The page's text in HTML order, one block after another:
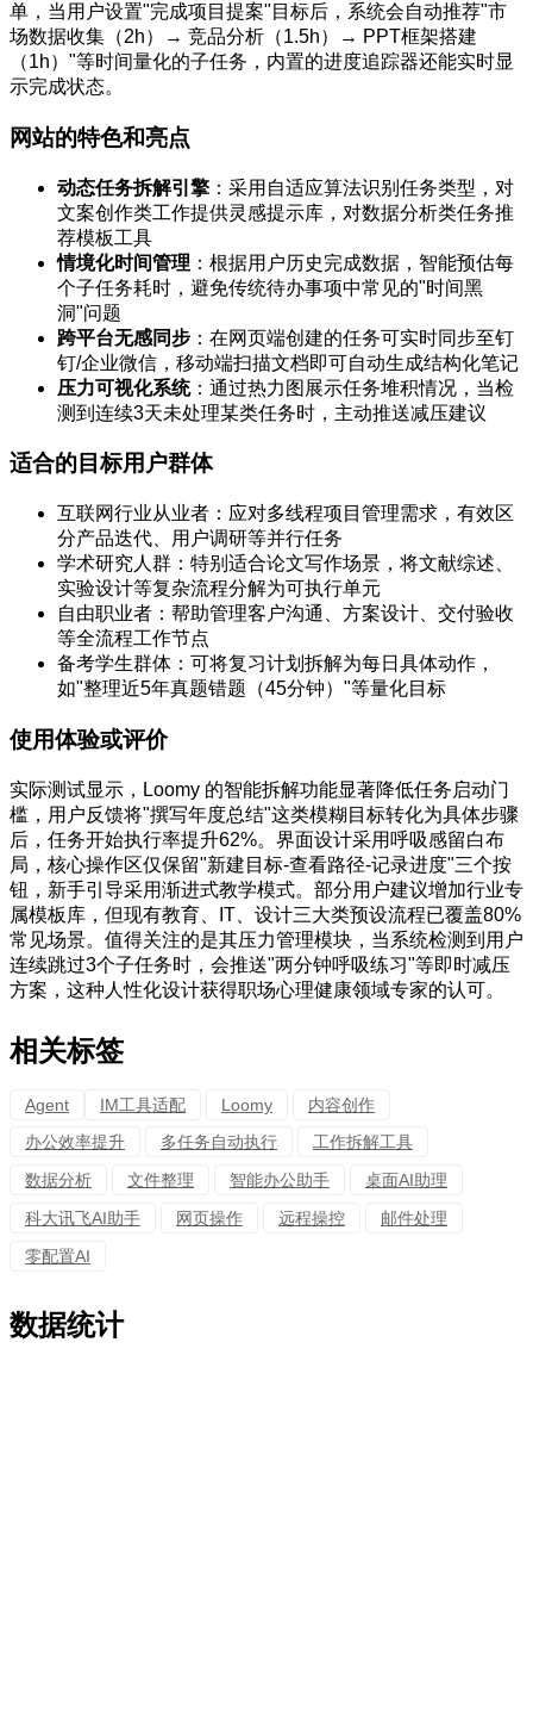
单，当用户设置"完成项目提案"目标后，系统会自动推荐"市
场数据收集（2h）→ 竞品分析（1.5h）→ PPT框架搭建
（1h）"等时间量化的子任务，内置的进度追踪器还能实时显
示完成状态。
网站的特色和亮点
动态任务拆解引擎 ：采用自适应算法识别任务类型，对
文案创作类工作提供灵感提示库，对数据分析类任务推
荐模板工具
情境化时间管理 ：根据用户历史完成数据，智能预估每
个子任务耗时，避免传统待办事项中常见的"时间黑
洞"问题
跨平台无感同步 ：在网页端创建的任务可实时同步至钉
钉/企业微信，移动端扫描文档即可自动生成结构化笔记
压力可视化系统：通过热力图展示任务堆积情况，当检
测到连续3天未处理某类任务时，主动推送减压建议
适合的目标用户群体
互联网行业从业者：应对多线程项目管理需求，有效区
分产品迭代、用户调研等并行任务
学术研究人群：特别适合论文写作场景，将文献综述、
实验设计等复杂流程分解为可执行单元
自由职业者：帮助管理客户沟通、方案设计、交付验收
等全流程工作节点
备考学生群体：可将复习计划拆解为每日具体动作，
如"整理近5年真题错题（45分钟）"等量化目标
使用体验或评价
实际测试显示，Loomy 的智能拆解功能显著降低任务启动门
槛，用户反馈将"撰写年度总结"这类模糊目标转化为具体步骤
后，任务开始执行率提升62%。界面设计采用呼吸感留白布
局，核心操作区仅保留"新建目标-查看路径-记录进度"三个按
钮，新手引导采用渐进式教学模式。部分用户建议增加行业专
属模板库，但现有教育、IT、设计三大类预设流程已覆盖80%
常见场景。值得关注的是其压力管理模块，当系统检测到用户
连续跳过3个子任务时，会推送"两分钟呼吸练习"等即时减压
方案，这种人性化设计获得职场心理健康领域专家的认可。
相关标签
Agent IM工具适配 Loomy
内容创作
办公效率提升
多任务自动执行
工作拆解工具
数据分析
文件整理 智能办公助手
桌面AI助理
科大讯飞AI助手
网页操作 远程操控
邮件处理
零配置AI
数据统计